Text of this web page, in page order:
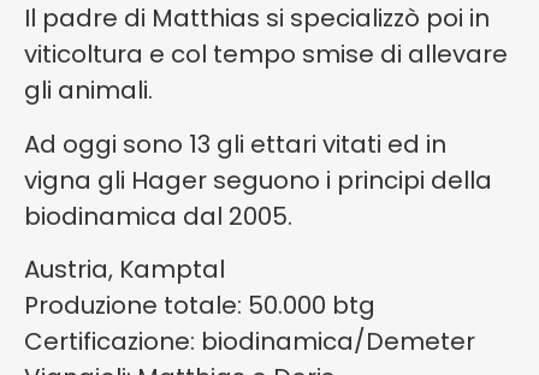
Il padre di Matthias si specializzò poi in
viticoltura e col tempo smise di allevare
gli animali.
Ad oggi sono 13 gli ettari vitati ed in
vigna gli Hager seguono i principi della
biodinamica dal 2005.
Austria, Kamptal
Produzione totale: 50.000 btg
Certificazione: biodinamica/Demeter